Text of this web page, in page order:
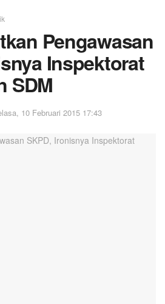
Pengawasan
Inspektorat
SDM
10 Februari 2015 17:43